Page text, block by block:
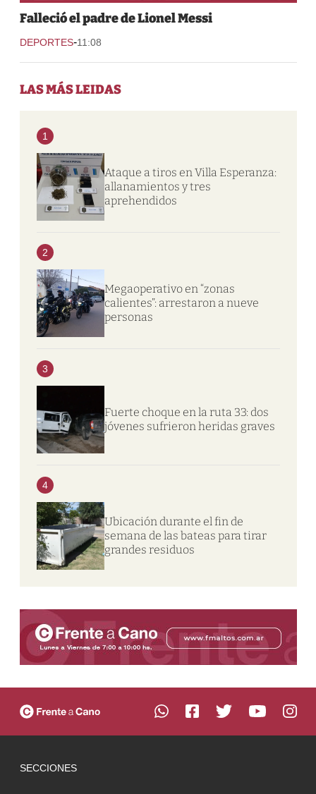
Falleció el padre de Lionel Messi
DEPORTES-11:08
LAS MÁS LEIDAS
1
Ataque a tiros en Villa Esperanza:
allanamientos y tres
aprehendidos
2
Megaoperativo en “zonas
calientes”: arrestaron a nueve
personas
3
Fuerte choque en la ruta 33: dos
jóvenes sufrieron heridas graves
4
Ubicación durante el fin de
semana de las bateas para tirar
grandes residuos
SECCIONES